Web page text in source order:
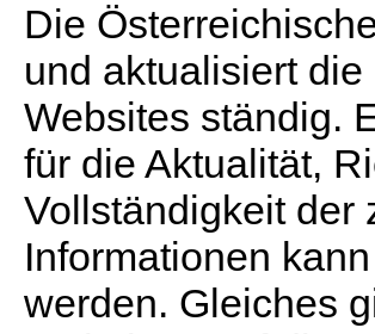
Die
und aktualisiert
Websites ständig.
für die Aktualität,
Vollständigkeit der
Informationen
werden. Gleiches